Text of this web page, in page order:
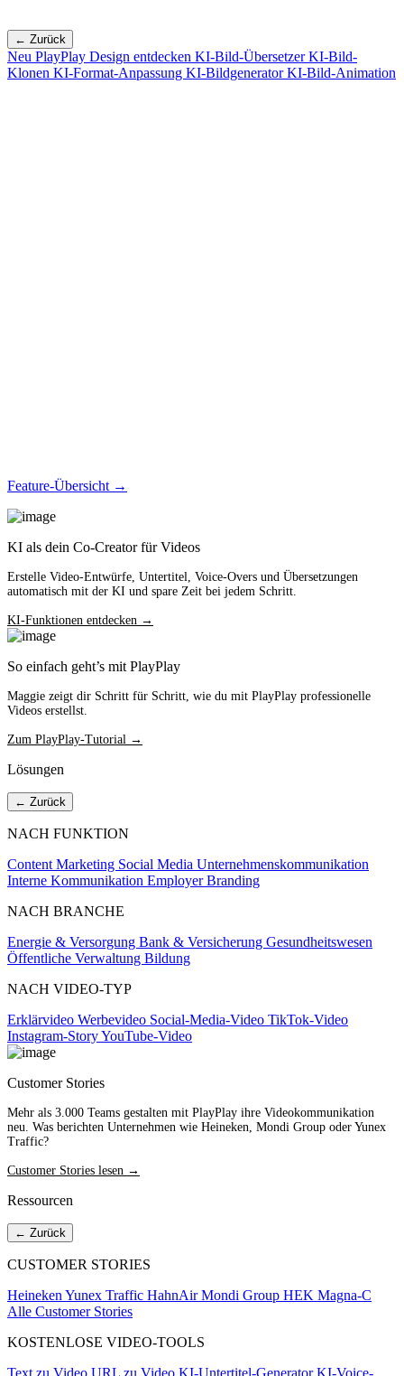
← Zurück
Neu PlayPlay Design entdecken KI-Bild-ÜbersetzerKI-Bild-
Klonen KI-Format-Anpassung KI-BildgeneratorKI-Bild-Animation
Feature-Übersicht →
KI als dein Co-Creator für Videos
Erstelle Video-Entwürfe, Untertitel, Voice-Overs und Übersetzungen
automatisch mit der KI und spare Zeit bei jedem Schritt.
KI-Funktionen entdecken →
So einfach geht’s mit PlayPlay
Maggie zeigt dir Schritt für Schritt, wie du mit PlayPlay professionelle
Videos erstellst.
Zum PlayPlay-Tutorial →
Lösungen
← Zurück
NACH FUNKTION
Content Marketing Social Media Unternehmenskommunikation
Interne Kommunikation Employer Branding
NACH BRANCHE
Energie & Versorgung Bank & Versicherung Gesundheitswesen
Öffentliche Verwaltung Bildung
NACH VIDEO-TYP
Erklärvideo Werbevideo Social-Media-Video TikTok-Video
Instagram-StoryYouTube-Video
Customer Stories
Mehr als 3.000 Teams gestalten mit PlayPlay ihre Videokommunikation
neu. Was berichten Unternehmen wie Heineken, Mondi Group oder Yunex
Traffic?
Customer Stories lesen →
Ressourcen
← Zurück
CUSTOMER STORIES
Heineken Yunex Traffic HahnAirMondi Group HEK Magna-C
Alle Customer Stories
KOSTENLOSE VIDEO-TOOLS
Text zu Video URL zu Video KI-Untertitel-GeneratorKI-Voice-